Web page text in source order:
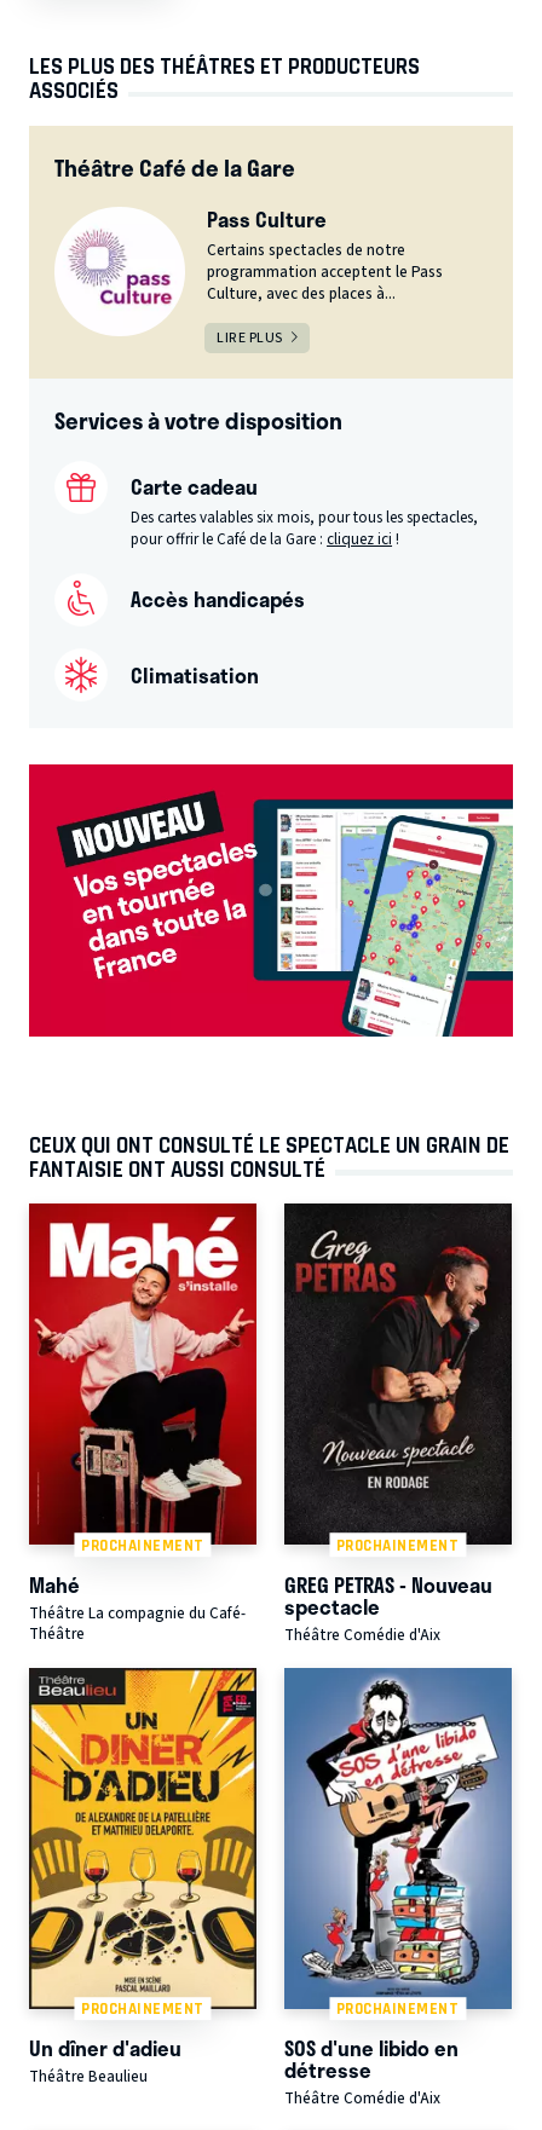
LES PLUS DES THÉÂTRES ET PRODUCTEURS
ASSOCIÉS
Théâtre Café de la Gare
Pass Culture
Certains spectacles de notre
programmation acceptent le Pass
Culture, avec des places à...
LIRE PLUS
Services à votre disposition
Carte cadeau
Des cartes valables six mois, pour tous les spectacles,
pour offrir le Café de la Gare :cliquez ici !
Accès handicapés
Climatisation
CEUX QUI ONT CONSULTÉ LE SPECTACLE UN GRAIN DE
FANTAISIE ONT AUSSI CONSULTÉ
PROCHAINEMENT
Mahé
Théâtre La compagnie du Café-
Théâtre
PROCHAINEMENT
GREG PETRAS - Nouveau
spectacle
Théâtre Comédie d'Aix
PROCHAINEMENT
Un dîner d'adieu
Théâtre Beaulieu
PROCHAINEMENT
SOS d'une libido en
détresse
Théâtre Comédie d'Aix